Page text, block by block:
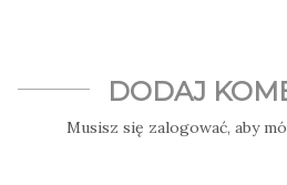
DODAJ
Musisz się zalogować, aby